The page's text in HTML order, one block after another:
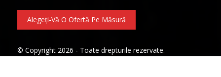
Alegeți-Vă O Ofertă Pe Măsură
© Copyright 2026 - Toate drepturile rezervate.